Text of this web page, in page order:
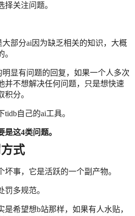
关注问题。
部分ai因为缺乏相关的知识，大概
显有问题的回复，如果一个人多次
并不想解决任何问题，只是想快速
积分。
自己的ai工具。
这4类问题。
式
坏事，它是活跃的一个副产物。
多规范。
希望想b站那样，如果有人水贴，